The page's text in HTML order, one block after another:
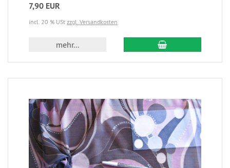
7,90 EUR
incl. 20 % USt zzgl. Versandkosten
mehr...